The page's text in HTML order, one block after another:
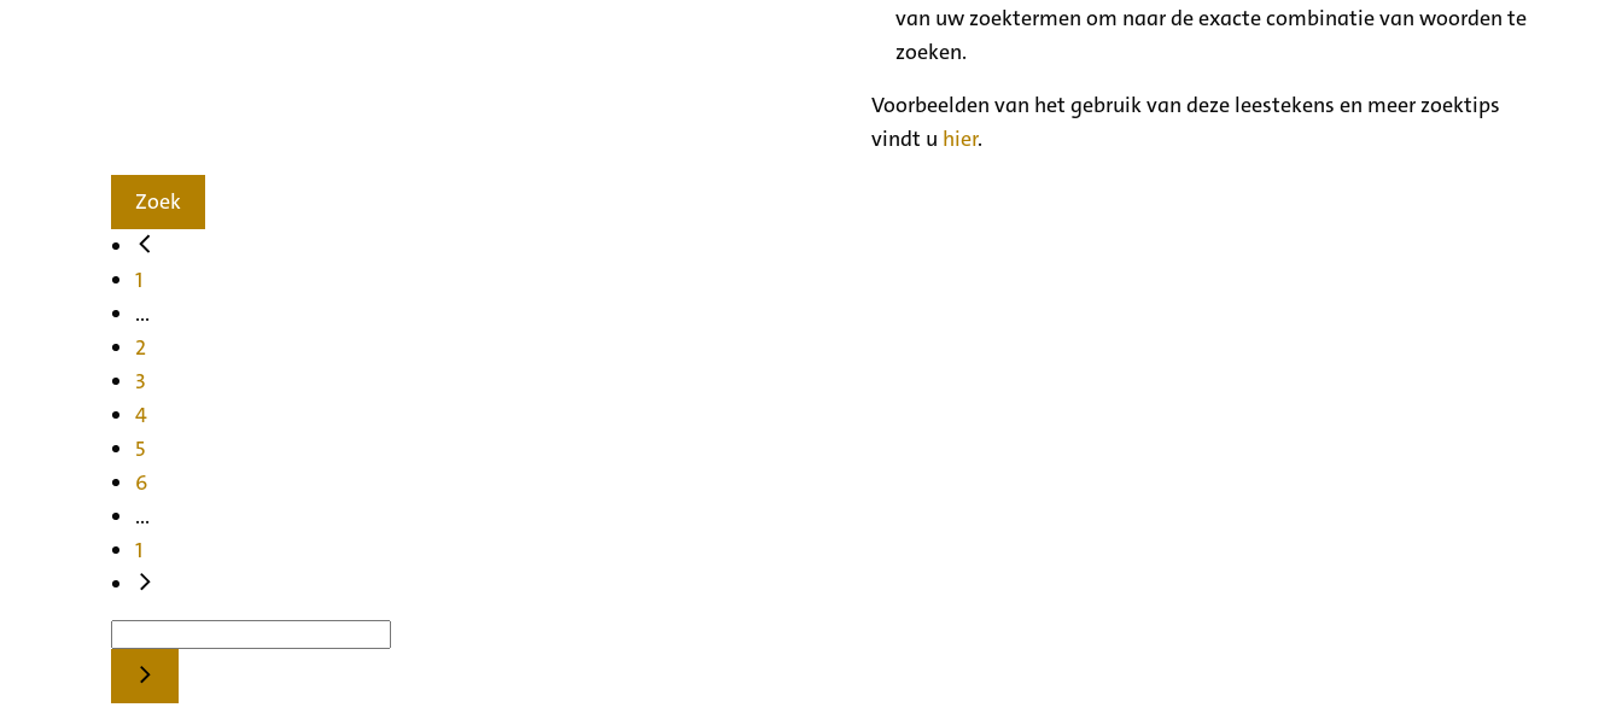
van uw zoektermen om naar de exacte combinatie van woorden te
zoeken.
Voorbeelden van het gebruik van deze leestekens en meer zoektips
vindt u hier.
Zoek
1
...
2
3
4
5
6
...
1